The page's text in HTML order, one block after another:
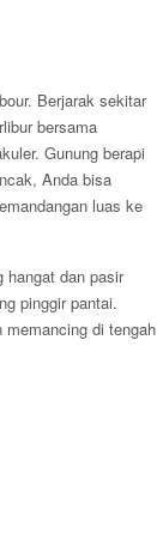
Berjarak sekitar
bersama
Gunung berapi
Anda bisa
luas ke
hangat dan pasir
pinggir pantai.
di tengah